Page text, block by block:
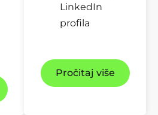
LinkedIn
profila
Pročitaj više